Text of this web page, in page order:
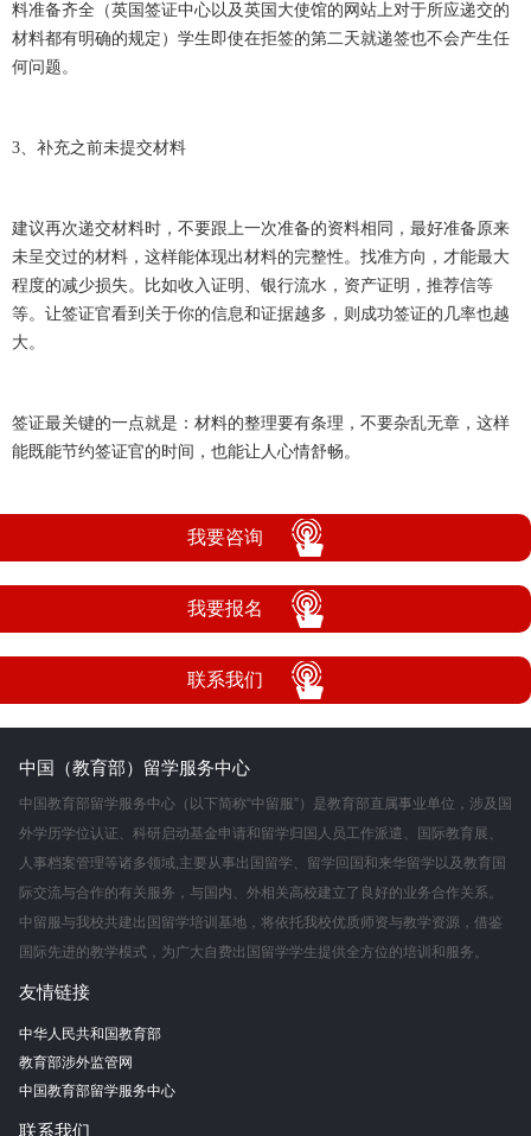
料准备齐全（英国签证中心以及英国大使馆的网站上对于所应递交的
材料都有明确的规定）学生即使在拒签的第二天就递签也不会产生任
何问题。
3、补充之前未提交材料
建议再次递交材料时，不要跟上一次准备的资料相同，最好准备原来
未呈交过的材料，这样能体现出材料的完整性。找准方向，才能最大
程度的减少损失。比如收入证明、银行流水，资产证明，推荐信等
等。让签证官看到关于你的信息和证据越多，则成功签证的几率也越
大。
签证最关键的一点就是：材料的整理要有条理，不要杂乱无章，这样
能既能节约签证官的时间，也能让人心情舒畅。
我要咨询
我要报名
联系我们
中国（教育部）留学服务中心
中国教育部留学服务中心（以下简称“中留服”）是教育部直属事业单位，涉及国
外学历学位认证、科研启动基金申请和留学归国人员工作派遣、国际教育展、
人事档案管理等诸多领域,主要从事出国留学、留学回国和来华留学以及教育国
际交流与合作的有关服务，与国内、外相关高校建立了良好的业务合作关系。
中留服与我校共建出国留学培训基地，将依托我校优质师资与教学资源，借鉴
国际先进的教学模式，为广大自费出国留学学生提供全方位的培训和服务。
友情链接
中华人民共和国教育部
教育部涉外监管网
中国教育部留学服务中心
联系我们